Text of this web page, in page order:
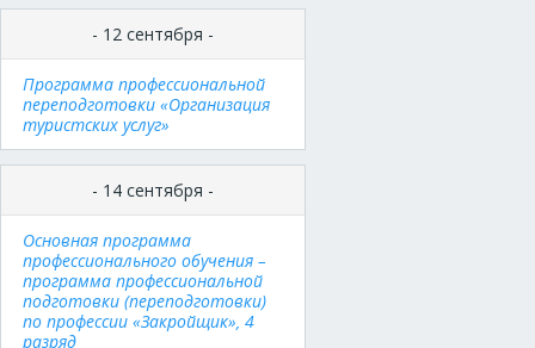
- 12 сентября -
Программа профессиональной
переподготовки «Организация
туристских услуг»
- 14 сентября -
Основная программа
профессионального обучения –
программа профессиональной
подготовки (переподготовки)
по профессии «Закройщик», 4
разряд